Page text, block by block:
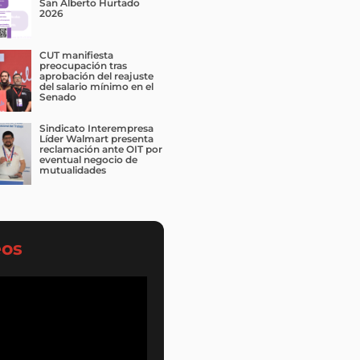
San Alberto Hurtado
2026
CUT manifiesta
preocupación tras
aprobación del reajuste
del salario mínimo en el
Senado
Sindicato Interempresa
Líder Walmart presenta
reclamación ante OIT por
eventual negocio de
mutualidades